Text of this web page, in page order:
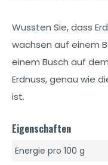
Wussten Sie, dass
wachsen auf einem
einem Busch auf
Erdnuss, genau wie
ist.
Eigenschaften
Energie pro 100 g